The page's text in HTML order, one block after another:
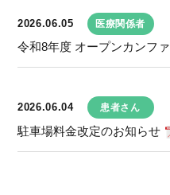
2026.06.05 医療関係者
令和8年度 オープンカンフ
2026.06.04 患者さん
駐車場料金改定のお知らせ